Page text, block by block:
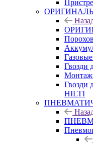
Гвозди
Гвозди
HILTI